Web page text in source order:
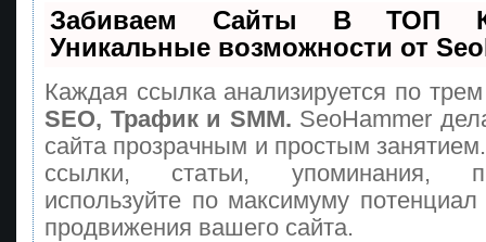
Забиваем Сайты В ТОП
Уникальные возможности от
Каждая ссылка анализируется по
SEO, Трафик и SMM. SeoHammer
сайта прозрачным и простым
ссылки, статьи, упоминания,
используйте по максимуму
продвижения вашего сайта.